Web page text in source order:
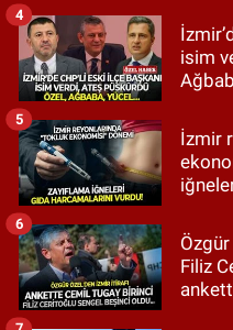
isim
4
İzmir
5
Özgür
Filiz
6